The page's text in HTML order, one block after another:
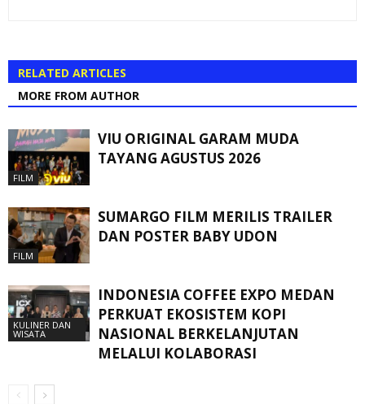
RELATED ARTICLES
MORE FROM AUTHOR
FILM
VIU ORIGINAL GARAM MUDA
TAYANG AGUSTUS 2026
FILM
SUMARGO FILM MERILIS TRAILER
DAN POSTER BABY UDON
KULINER DAN
WISATA
INDONESIA COFFEE EXPO MEDAN
PERKUAT EKOSISTEM KOPI
NASIONAL BERKELANJUTAN
MELALUI KOLABORASI